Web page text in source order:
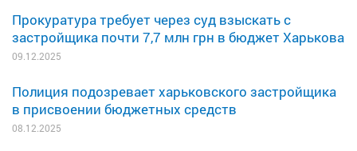
Прокуратура требует через суд взыскать с
застройщика почти 7,7 млн грн в бюджет Харькова
09.12.2025
Полиция подозревает харьковского застройщика
в присвоении бюджетных средств
08.12.2025